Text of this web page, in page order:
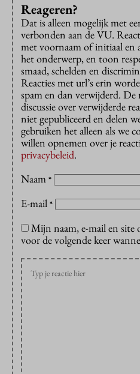
Reageren?
Dat is alleen mogelijk met
verbonden aan de VU.
met voornaam of initiaal en
het onderwerp, en toon
smaad, schelden en
Reacties met url’s erin
spam en dan verwijderd. De
discussie over verwijderde
niet gepubliceerd en delen
gebruiken het alleen als we
willen opnemen over je
privacybeleid.
Naam *
E-mail *
Mijn naam, e-mail en site
voor de volgende keer